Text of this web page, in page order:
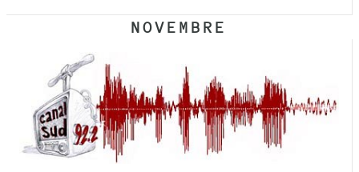
NOVEMBRE